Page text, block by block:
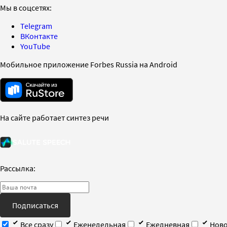
Мы в соцсетях:
Telegram
ВКонтакте
YouTube
Мобильное приложение Forbes Russia на Android
На сайте работает синтез речи
Рассылка:
Подписаться
Все сразу
Еженедельная Ежедневная